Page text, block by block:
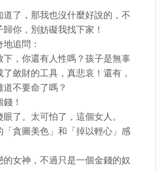
了，那我也沒什麼好說的，不
你，別妨礙我找下家！
追問：
下，你還有人性嗎？孩子是無辜
斂財的工具，真悲哀！還有，
不要命了嗎？
！
了。太可怕了，這個女人。
「貪圖美色」和「掉以輕心」感
女神，不過只是一個金錢的奴